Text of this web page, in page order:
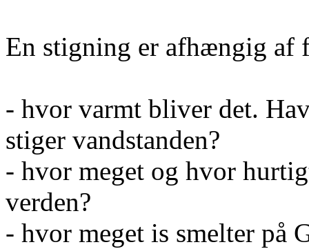
En stigning er afhængig af
- hvor varmt bliver det.
stiger vandstanden?
- hvor meget og hvor
verden?
- hvor meget is smelter på